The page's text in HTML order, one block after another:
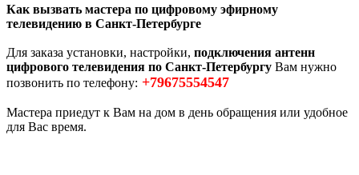
Как вызвать мастера по цифровому эфирному
телевидению в Санкт-Петербурге
Для заказа установки, настройки, подключения антенн
цифрового телевидения по Санкт-Петербургу Вам нужно
позвонить по телефону: +79675554547
Мастера приедут к Вам на дом в день обращения или удобное
для Вас время.